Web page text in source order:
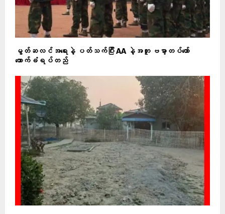
မွတ်ဆလင်အရေးနဲ့ ပတ်သက်ပြီး AA နဲ့အတူ ဗမာ့တပ်တော်
ထောက်ခံရပ်တည်